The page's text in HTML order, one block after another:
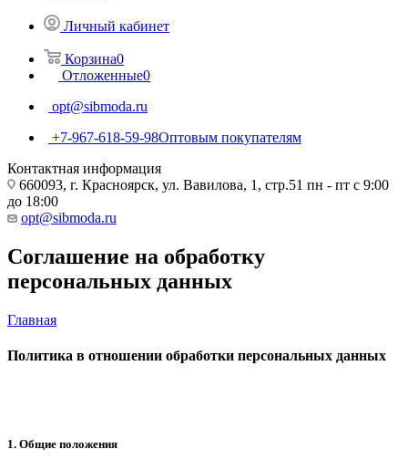
Личный кабинет
Корзина0
Отложенные0
opt@sibmoda.ru
+7-967-618-59-98Оптовым покупателям
Контактная информация
660093, г. Красноярск, ул. Вавилова, 1, стр.51 пн - пт с 9:00
до 18:00
opt@sibmoda.ru
Соглашение на обработку
персональных данных
Главная
Политика в отношении обработки персональных данных
1. Общие положения